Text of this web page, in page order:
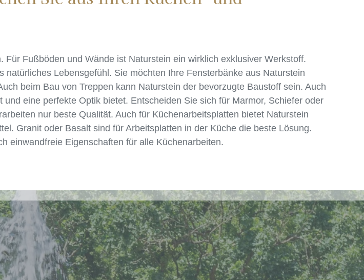
Fußböden und Wände ist Naturstein ein wirklich exklusiver Werkstoff.
Lebensgefühl. Sie möchten Ihre Fensterbänke aus Naturstein
beim Bau von Treppen kann Naturstein der bevorzugte Baustoff sein. Auch
eine perfekte Optik bietet. Entscheiden Sie sich für Marmor, Schiefer oder
nur beste Qualität. Auch für Küchenarbeitsplatten bietet Naturstein
Granit oder Basalt sind für Arbeitsplatten in der Küche die beste Lösung.
einwandfreie Eigenschaften für alle Küchenarbeiten.